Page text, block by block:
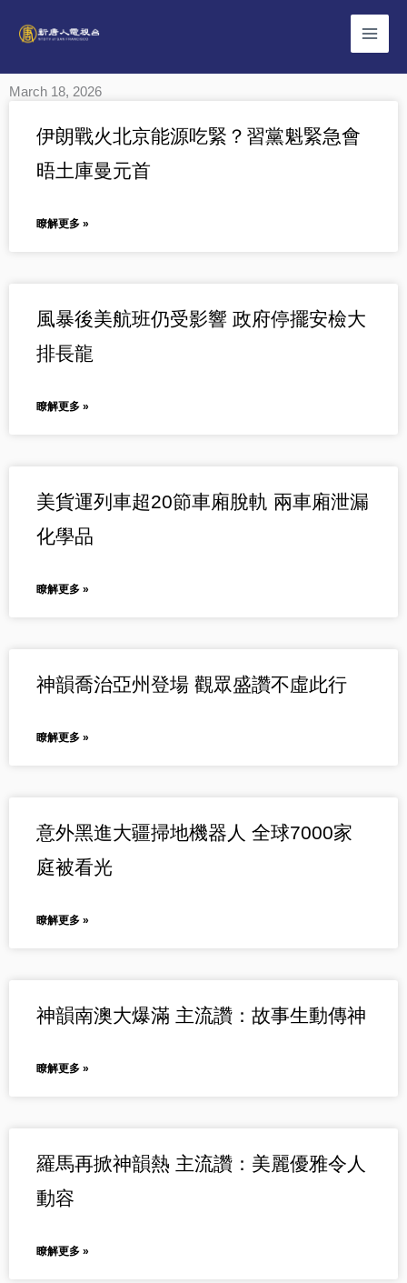
March 18, 2026
伊朗戰火北京能源吃緊？習黨魁緊急會
晤土庫曼元首
瞭解更多 »
風暴後美航班仍受影響 政府停擺安檢大
排長龍
瞭解更多 »
美貨運列車超20節車廂脫軌 兩車廂泄漏
化學品
瞭解更多 »
神韻喬治亞州登場 觀眾盛讚不虛此行
瞭解更多 »
意外黑進大疆掃地機器人 全球7000家
庭被看光
瞭解更多 »
神韻南澳大爆滿 主流讚：故事生動傳神
瞭解更多 »
羅馬再掀神韻熱 主流讚：美麗優雅令人
動容
瞭解更多 »